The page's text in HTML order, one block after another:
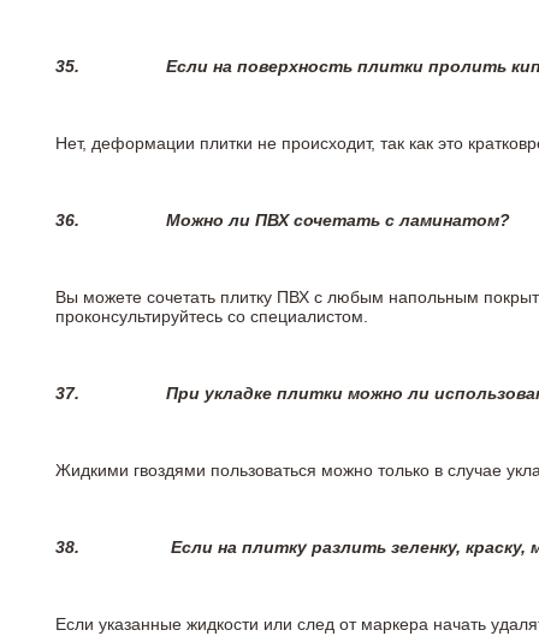
35. Если на поверхность плитки пролить
Нет, деформации плитки не происходит, так как это
36. Можно ли ПВХ сочетать с ламинатом?
Вы можете сочетать плитку ПВХ с любым напольным
проконсультируйтесь со специалистом.
37. При укладке плитки можно ли
Жидкими гвоздями пользоваться можно только в случае
38. Если на плитку разлить зеленку,
Если указанные жидкости или след от маркера начать